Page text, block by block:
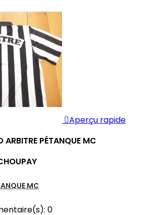
Aperçu rapide
ARBITRE PÉTANQUE MC
MC
0